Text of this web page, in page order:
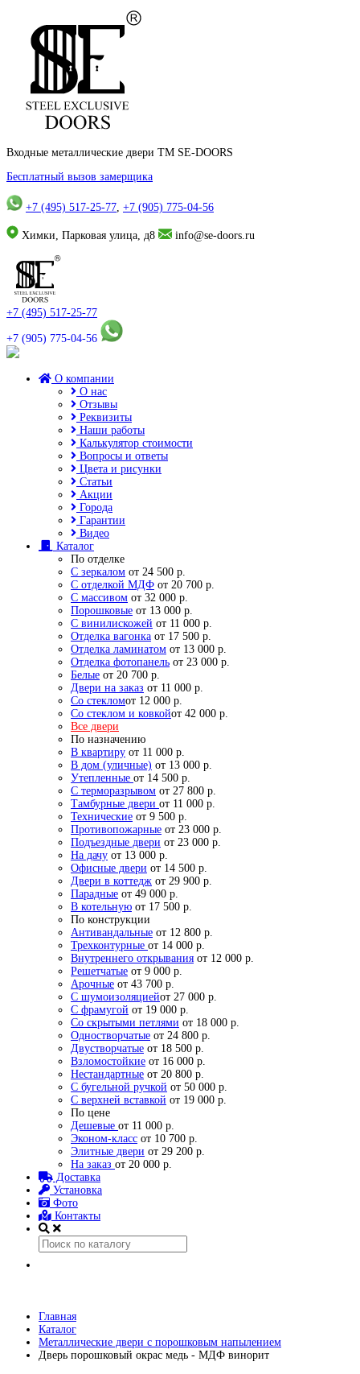
Входные металлические двери TM SE-DOORS
Бесплатный вызов замерщика
+7 (495) 517-25-77, +7 (905) 775-04-56
Химки, Парковая улица, д8 info@se-doors.ru
+7 (495) 517-25-77
+7 (905) 775-04-56
О компании
О нас
Отзывы
Реквизиты
Наши работы
Калькулятор стоимости
Вопросы и ответы
Цвета и рисунки
Статьи
Акции
Города
Гарантии
Видео
Каталог
По отделке
С зеркалом от 24 500 р.
С отделкой МДФ от 20 700 р.
С массивом от 32 000 р.
Порошковые от 13 000 р.
С винилискожей от 11 000 р.
Отделка вагонка от 17 500 р.
Отделка ламинатом от 13 000 р.
Отделка фотопанель от 23 000 р.
Белые от 20 700 р.
Двери на заказ от 11 000 р.
Со стекломот 12 000 р.
Со стеклом и ковкойот 42 000 р.
Все двери
По назначению
В квартиру от 11 000 р.
В дом (уличные) от 13 000 р.
Утепленные от 14 500 р.
С терморазрывом от 27 800 р.
Тамбурные двери от 11 000 р.
Технические от 9 500 р.
Противопожарные от 23 000 р.
Подъездные двери от 23 000 р.
На дачу от 13 000 р.
Офисные двери от 14 500 р.
Двери в коттедж от 29 900 р.
Парадные от 49 000 р.
В котельную от 17 500 р.
По конструкции
Антивандальные от 12 800 р.
Трехконтурные от 14 000 р.
Внутреннего открывания от 12 000 р.
Решетчатые от 9 000 р.
Арочные от 43 700 р.
С шумоизоляциейот 27 000 р.
С фрамугой от 19 000 р.
Со скрытыми петлями от 18 000 р.
Одностворчатые от 24 800 р.
Двустворчатые от 18 500 р.
Взломостойкие от 16 000 р.
Нестандартные от 20 800 р.
С бугельной ручкой от 50 000 р.
С верхней вставкой от 19 000 р.
По цене
Дешевые от 11 000 р.
Эконом-класс от 10 700 р.
Элитные двери от 29 200 р.
На заказ от 20 000 р.
Доставка
Установка
Фото
Контакты
Главная
Каталог
Металлические двери с порошковым напылением
Дверь порошковый окрас медь - МДФ винорит